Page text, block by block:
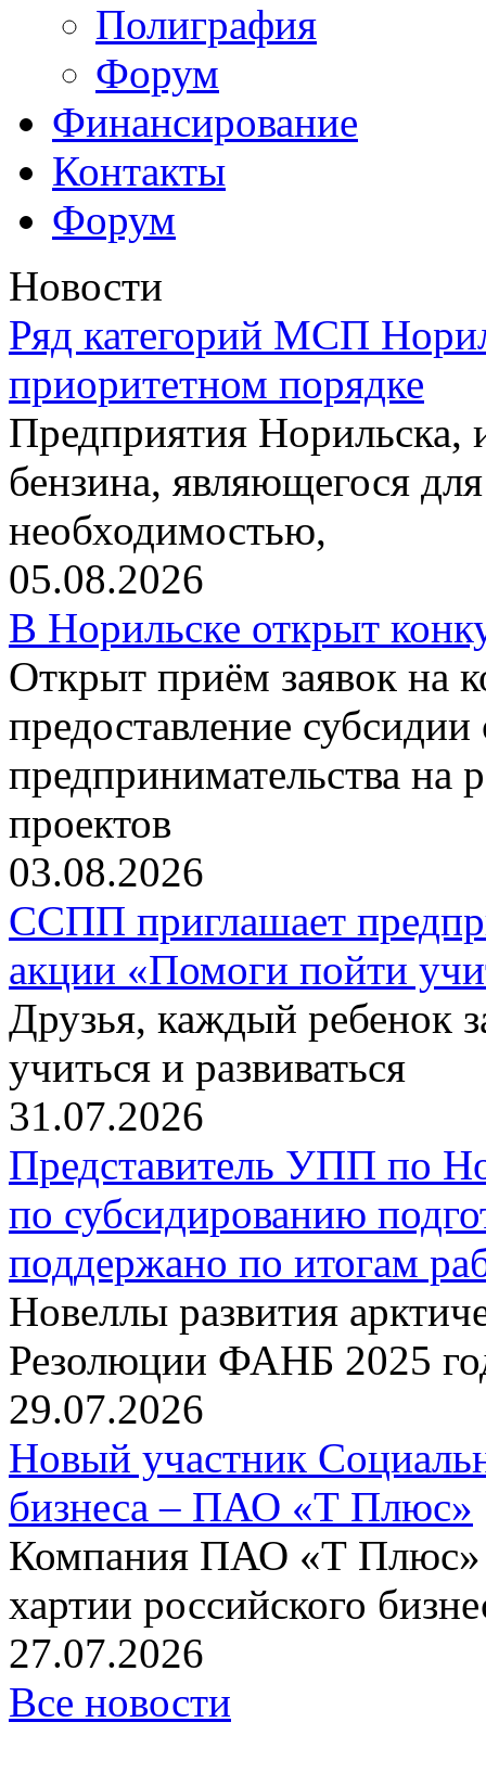
Полиграфия
Форум
Финансирование
Контакты
Форум
Новости
Ряд категорий МСП
приоритетном порядке
Предприятия
бензина, являющегося
необходимостью,
05.08.2026
В Норильске открыт
Открыт приём заявок на
предоставление
предпринимательства на
проектов
03.08.2026
ССПП приглашает
акции «Помоги пойти
Друзья, каждый ребенок
учиться и развиваться
31.07.2026
Представитель УПП по
по субсидированию
поддержано по итогам
Новеллы развития
Резолюции ФАНБ 2025
29.07.2026
Новый участник
бизнеса – ПАО «Т Плюс»
Компания ПАО «Т Плюс»
хартии российского
27.07.2026
Все новости